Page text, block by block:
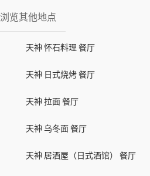
浏览其他地点
天神 怀石料理 餐厅
天神 日式烧烤 餐厅
天神 拉面 餐厅
天神 乌冬面 餐厅
天神 居酒屋（日式酒馆） 餐厅